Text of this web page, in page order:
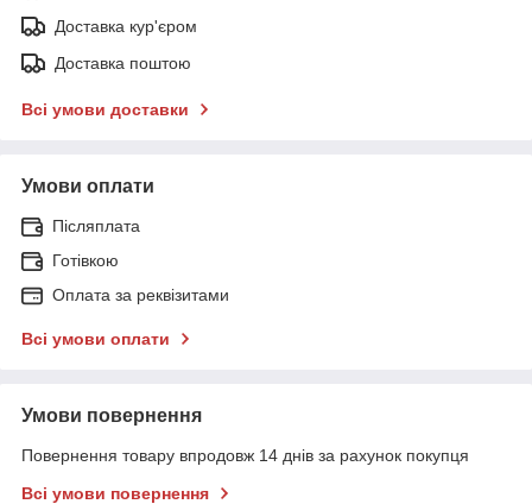
Доставка кур'єром
Доставка поштою
Всі умови доставки
Умови оплати
Післяплата
Готівкою
Оплата за реквізитами
Всі умови оплати
Умови повернення
Повернення товару впродовж 14 днів за рахунок покупця
Всі умови повернення